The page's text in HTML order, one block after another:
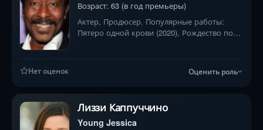
Возраст: 63 (в год премьеры)
Актер, Продюсер. Популярные работы:
Пятеро одной крови (2020), Рождество под
Нет оценок Оценить роль
Лиззи Каппуччино
Young Jessica